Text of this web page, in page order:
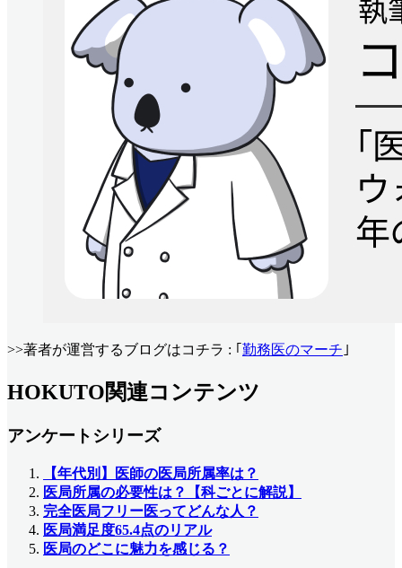
>>著者が運営するブログはコチラ : ｢ 勤務医のマーチ ｣
HOKUTO関連コンテンツ
アンケートシリーズ
【年代別】医師の医局所属率は？
医局所属の必要性は？【科ごとに解説】
完全医局フリー医ってどんな人？
医局満足度65.4点のリアル
医局のどこに魅力を感じる？